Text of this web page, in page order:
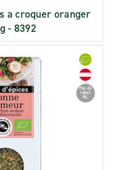
a croquer oranger
- 8392
Pas de
label
NL